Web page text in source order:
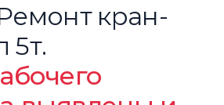
кран-
5т.